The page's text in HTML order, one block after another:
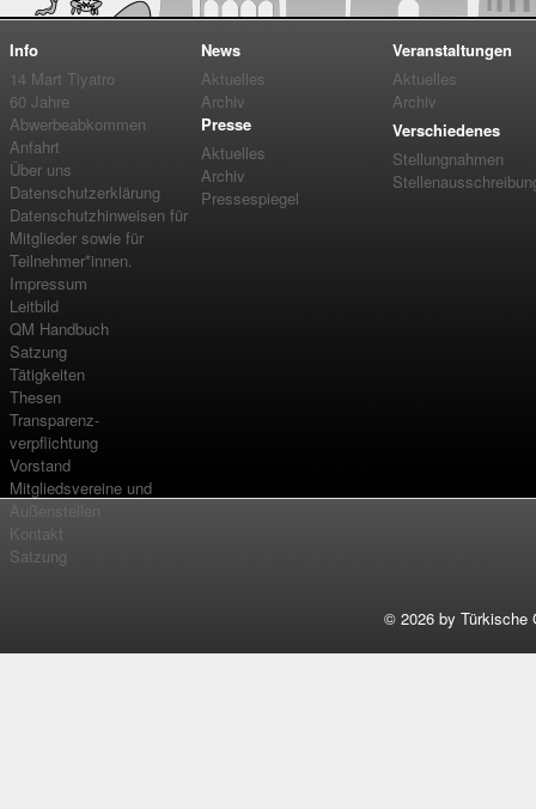
Info
14 Mart Tiyatro
60 Jahre
Abwerbeabkommen
Anfahrt
Über uns
Datenschutzerklärung
Datenschutzhinweisen für
Mitglieder sowie für
Teilnehmer*innen.
Impressum
Leitbild
QM Handbuch
Satzung
Tätigkeiten
Thesen
Transparenz-
verpflichtung
Vorstand
Mitgliedsvereine und
Außenstellen
Kontakt
Satzung
News
Aktuelles
Archiv
Presse
Aktuelles
Archiv
Pressespiegel
Veranstaltungen
Aktuelles
Archiv
Verschiedenes
Stellungnahmen
© 2026 by Türkische